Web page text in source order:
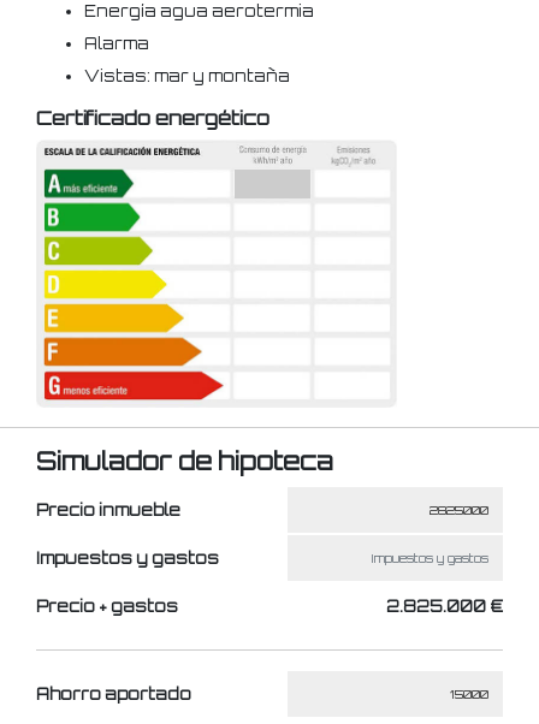
Energía agua aerotermia
Alarma
Vistas: mar y montaña
Certificado energético
Simulador de hipoteca
Precio inmueble
Impuestos y gastos
Precio + gastos 2.825.000 €
Ahorro aportado